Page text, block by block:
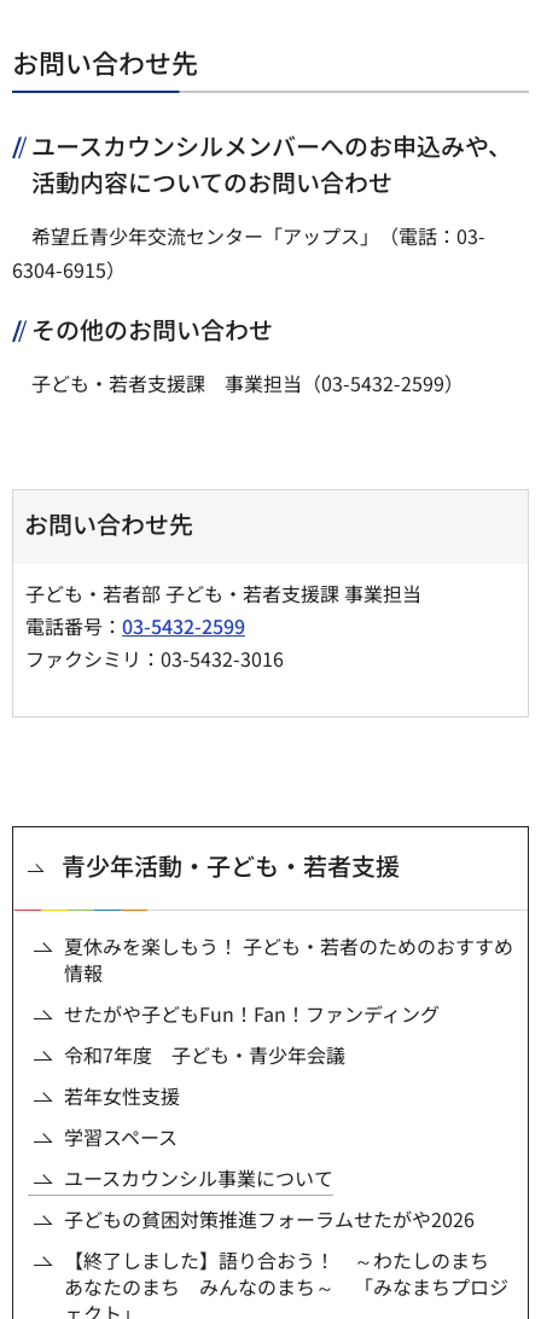
お問い合わせ先
ユースカウンシルメンバーへのお申込みや、
活動内容についてのお問い合わせ
希望丘青少年交流センター「アップス」（電話：03-
6304-6915）
その他のお問い合わせ
子ども・若者支援課 事業担当（03-5432-2599）
お問い合わせ先
子ども・若者部 子ども・若者支援課 事業担当
電話番号： 03-5432-2599
ファクシミリ：03-5432-3016
青少年活動・子ども・若者支援
夏休みを楽しもう！ 子ども・若者のためのおすすめ
情報
せたがや子どもFun！Fan！ファンディング
令和7年度 子ども・青少年会議
若年女性支援
学習スペース
ユースカウンシル事業について
子どもの貧困対策推進フォーラムせたがや2026
【終了しました】語り合おう！ ～わたしのまち
あなたのまち みんなのまち～ 「みなまちプロジ
ェクト」